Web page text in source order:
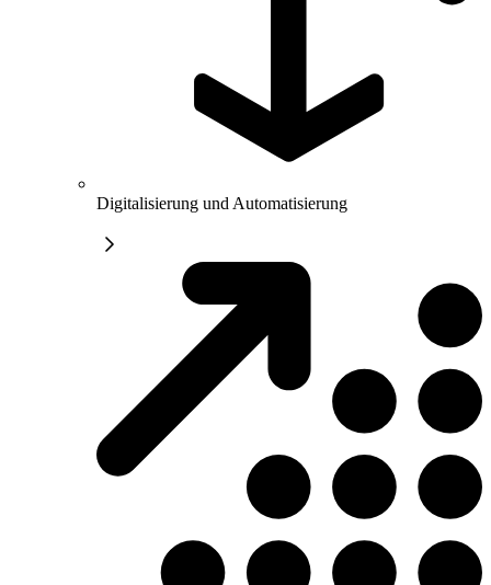
Digitalisierung und Automatisierung